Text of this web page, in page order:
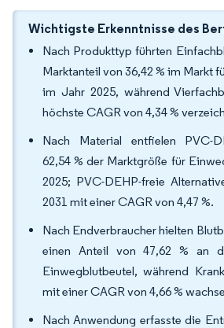
Wichtigste Erkenntnisse des
Nach Produkttyp führten
Marktanteil von 36,42 % im Markt
im Jahr 2025, während
höchste CAGR von 4,34 %
Nach Material entfielen PVC-
62,54 % der Marktgröße für
2025; PVC-DEHP-freie
2031 mit einer CAGR von 4,47 %.
Nach Endverbraucher hielten
einen Anteil von 47,62 % an
Einwegblutbeutel, während
mit einer CAGR von 4,66 %
Nach Anwendung erfasste die